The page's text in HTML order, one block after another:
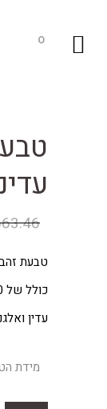
0
עדינה
עדין
מידת